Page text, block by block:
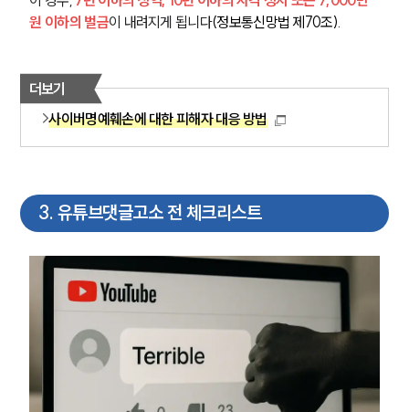
AI대륜
사례분석/최신동향
법률지식인
업무분야
스포츠엔터테인먼트그룹 업무
구성원 소개
엔터테인먼트전문변호사
원 이하의 벌금이 내려지게 됩니다(정보통신망법 제70조).
더보기
사이버명예훼손에 대한 피해자 대응 방법
3. 유튜브댓글고소 전 체크리스트